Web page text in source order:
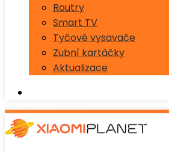
Routry
Smart TV
Tyčové vysavače
Zubní kartáčky
Aktualizace